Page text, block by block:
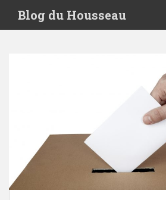
i
Blog du Housseau